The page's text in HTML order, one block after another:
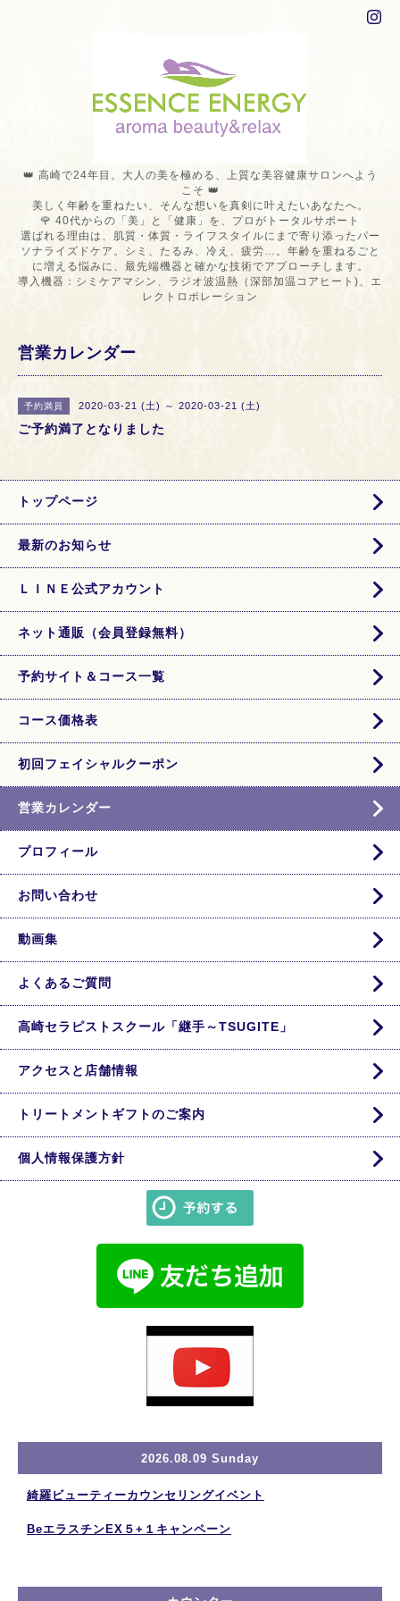
👑 高崎で24年目。大人の美を極める、上質な美容健康サロンへよう
こそ 👑
美しく年齢を重ねたい、そんな想いを真剣に叶えたいあなたへ。
🌹 40代からの「美」と「健康」を、プロがトータルサポート
選ばれる理由は、肌質・体質・ライフスタイルにまで寄り添ったパー
ソナライズドケア。シミ、たるみ、冷え、疲労…。年齢を重ねるごと
に増える悩みに、最先端機器と確かな技術でアプローチします。
導入機器：シミケアマシン、ラジオ波温熱（深部加温コアヒート)、エ
レクトロポレーション
営業カレンダー
予約満員 2020-03-21 (土) ～ 2020-03-21 (土)
ご予約満了となりました
トップページ
最新のお知らせ
ＬＩＮＥ公式アカウント
ネット通販（会員登録無料）
予約サイト＆コース一覧
コース価格表
初回フェイシャルクーポン
営業カレンダー
プロフィール
お問い合わせ
動画集
よくあるご質問
高崎セラピストスクール「継手～TSUGITE」
アクセスと店舗情報
トリートメントギフトのご案内
個人情報保護方針
2026.08.09 Sunday
綺羅ビューティーカウンセリングイベント
BeエラスチンEX５+１キャンペーン